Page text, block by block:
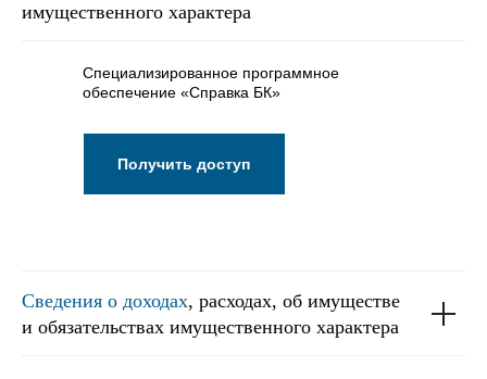
имущественного характера
Получить доступ
Cпециализированное программное
обеспечение «Справка БК»
Сведения о доходах, расходах, об имуществе
и обязательствах имущественного характера